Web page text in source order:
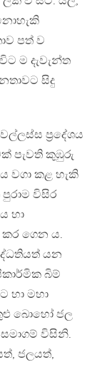
පත් ව
ම දැවැන්ත
සිදු
ප‍්‍රදේශය
පැවති කුඹුරු
වගා කළ හැකි
විසිර
හා
කර ගෙන ය.
යන
බිම්
හා මහා
බොහෝ ජල
විසිනි.
ජලයත්,